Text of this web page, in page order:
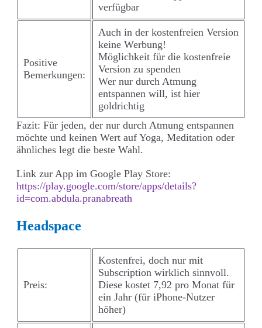
verfügbar
Positive
Bemerkungen:
Auch in der kostenfreien Version
keine Werbung!
Möglichkeit für die kostenfreie
Version zu spenden
Wer nur durch Atmung
entspannen will, ist hier
goldrichtig
Fazit: Für jeden, der nur durch Atmung entspannen
möchte und keinen Wert auf Yoga, Meditation oder
ähnliches legt die beste Wahl.
Link zur App im Google Play Store:
https://play.google.com/store/apps/details?
id=com.abdula.pranabreath
Headspace
Preis:
Kostenfrei, doch nur mit
Subscription wirklich sinnvoll.
Diese kostet 7,92 pro Monat für
ein Jahr (für iPhone-Nutzer
höher)